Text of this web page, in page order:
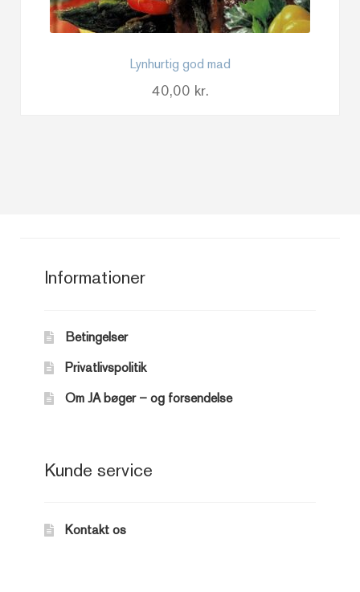
Lynhurtig god mad
40,00 kr.
Informationer
Betingelser
Privatlivspolitik
Om JA bøger – og forsendelse
Kunde service
Kontakt os